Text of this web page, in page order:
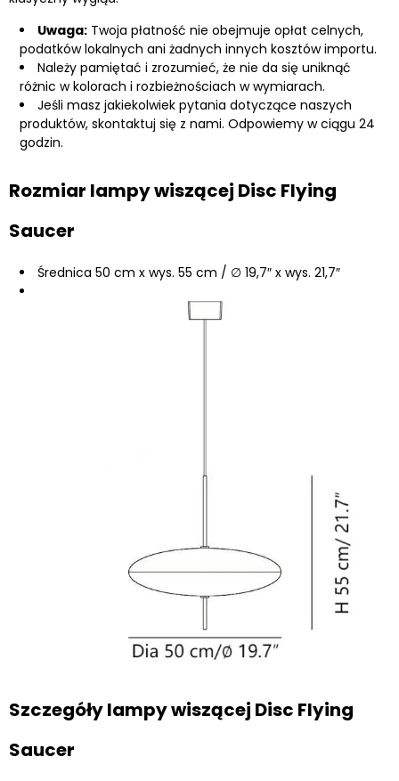
Uwaga: Twoja płatność nie obejmuje opłat celnych,
podatków lokalnych ani żadnych innych kosztów importu.
Należy pamiętać i zrozumieć, że nie da się uniknąć
różnic w kolorach i rozbieżnościach w wymiarach.
Jeśli masz jakiekolwiek pytania dotyczące naszych
produktów, skontaktuj się z nami. Odpowiemy w ciągu 24
godzin.
Rozmiar lampy wiszącej Disc Flying
Saucer
Średnica 50 cm x wys. 55 cm / ∅ 19,7″ x wys. 21,7″
Szczegóły lampy wiszącej Disc Flying
Saucer